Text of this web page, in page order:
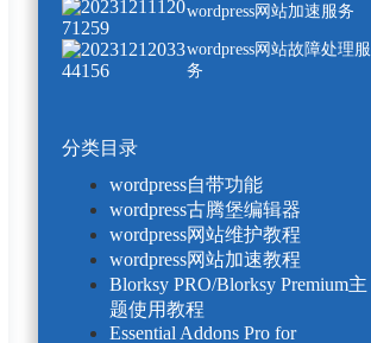
wordpress网站加速服务
wordpress网站故障处理服
务
分类目录
wordpress自带功能
wordpress古腾堡编辑器
wordpress网站维护教程
wordpress网站加速教程
Blorksy PRO/Blorksy Premium主
题使用教程
Essential Addons Pro for